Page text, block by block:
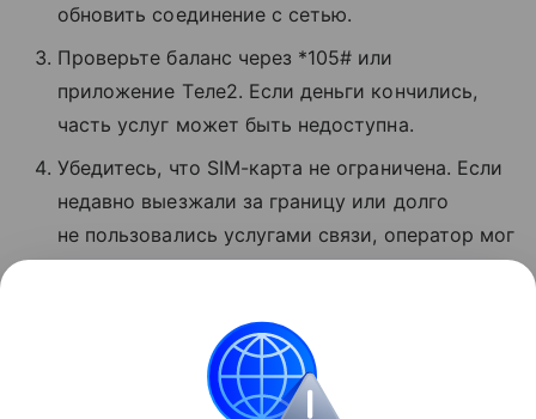
обновить соединение с сетью.
Проверьте баланс через *105# или
приложение Tеле2. Если деньги кончились,
часть услуг может быть недоступна.
Убедитесь, что SIM-карта не ограничена. Если
недавно выезжали за границу или долго
не пользовались услугами связи, оператор мог
временно заблокировать звонки и интернет.
в поддержку по номеру 611 с мобильного T2.